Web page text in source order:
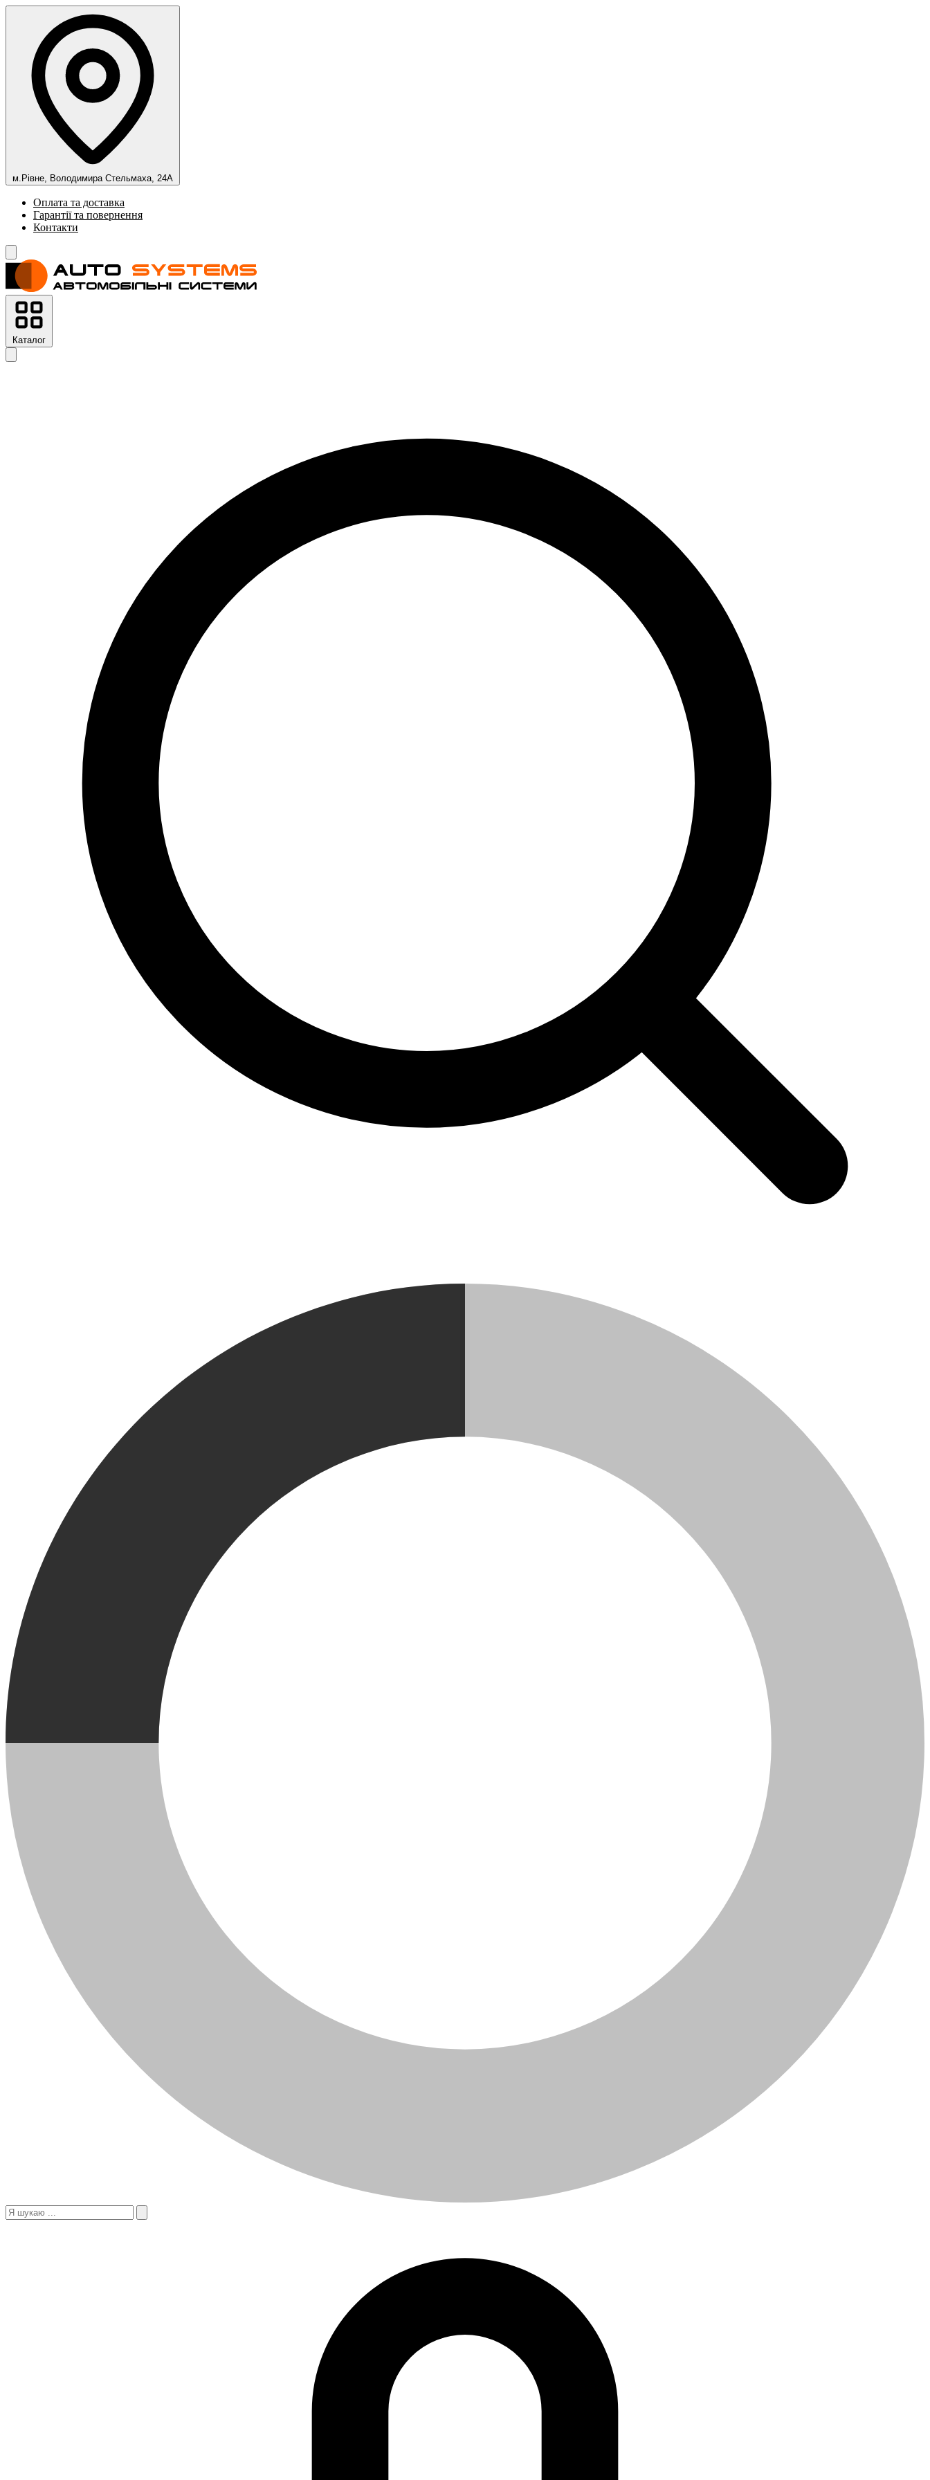
м.Рівне, Володимира Стельмаха, 24А
Оплата та доставка
Гарантії та повернення
Контакти
Каталог